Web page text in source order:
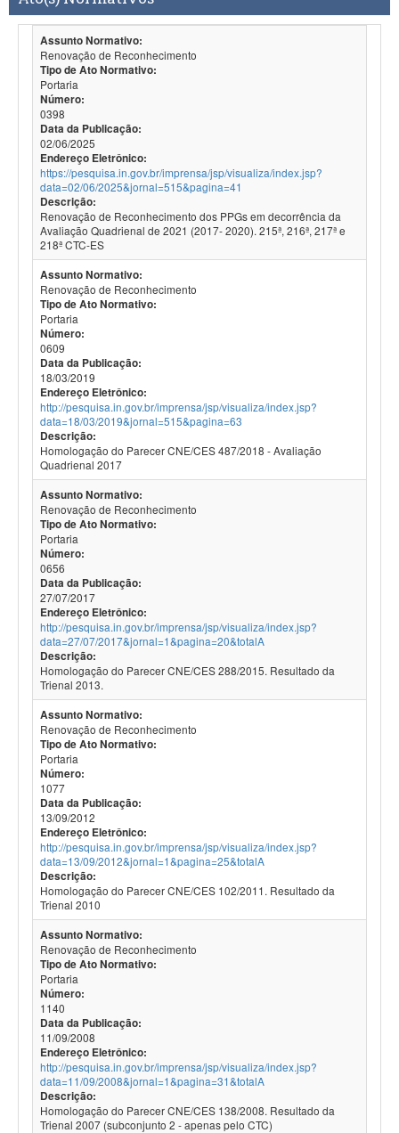
Assunto Normativo:
Renovação de Reconhecimento
Tipo de Ato Normativo:
Portaria
Número:
0398
Data da Publicação:
02/06/2025
Endereço Eletrônico:
https://pesquisa.in.gov.br/imprensa/jsp/visualiza/index.jsp?
data=02/06/2025&jornal=515&pagina=41
Descrição:
Renovação de Reconhecimento dos PPGs em decorrência da
Avaliação Quadrienal de 2021 (2017- 2020). 215ª, 216ª, 217ª e
218ª CTC-ES
Assunto Normativo:
Renovação de Reconhecimento
Tipo de Ato Normativo:
Portaria
Número:
0609
Data da Publicação:
18/03/2019
Endereço Eletrônico:
http://pesquisa.in.gov.br/imprensa/jsp/visualiza/index.jsp?
data=18/03/2019&jornal=515&pagina=63
Descrição:
Homologação do Parecer CNE/CES 487/2018 - Avaliação
Quadrienal 2017
Assunto Normativo:
Renovação de Reconhecimento
Tipo de Ato Normativo:
Portaria
Número:
0656
Data da Publicação:
27/07/2017
Endereço Eletrônico:
http://pesquisa.in.gov.br/imprensa/jsp/visualiza/index.jsp?
data=27/07/2017&jornal=1&pagina=20&totalA
Descrição:
Homologação do Parecer CNE/CES 288/2015. Resultado da
Trienal 2013.
Assunto Normativo:
Renovação de Reconhecimento
Tipo de Ato Normativo:
Portaria
Número:
1077
Data da Publicação:
13/09/2012
Endereço Eletrônico:
http://pesquisa.in.gov.br/imprensa/jsp/visualiza/index.jsp?
data=13/09/2012&jornal=1&pagina=25&totalA
Descrição:
Homologação do Parecer CNE/CES 102/2011. Resultado da
Trienal 2010
Assunto Normativo:
Renovação de Reconhecimento
Tipo de Ato Normativo:
Portaria
Número:
1140
Data da Publicação:
11/09/2008
Endereço Eletrônico:
http://pesquisa.in.gov.br/imprensa/jsp/visualiza/index.jsp?
data=11/09/2008&jornal=1&pagina=31&totalA
Descrição:
Homologação do Parecer CNE/CES 138/2008. Resultado da
Trienal 2007 (subconjunto 2 - apenas pelo CTC)